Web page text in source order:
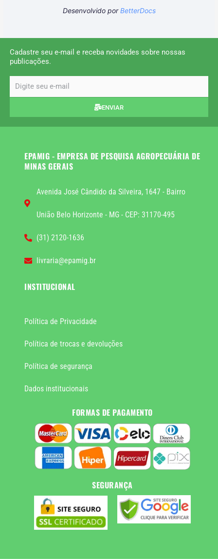
Desenvolvido porBetterDocs
Cadastre seu e-mail e receba novidades sobre nossas
publicações.
ENVIAR
EPAMIG - EMPRESA DE PESQUISA AGROPECUÁRIA DE
MINAS GERAIS
Avenida José Cândido da Silveira, 1647 - Bairro
União Belo Horizonte - MG - CEP: 31170-495
(31) 2120-1636
livraria@epamig.br
INSTITUCIONAL
Política de Privacidade
Política de trocas e devoluções
Política de segurança
Dados institucionais
FORMAS DE PAGAMENTO
SEGURANÇA